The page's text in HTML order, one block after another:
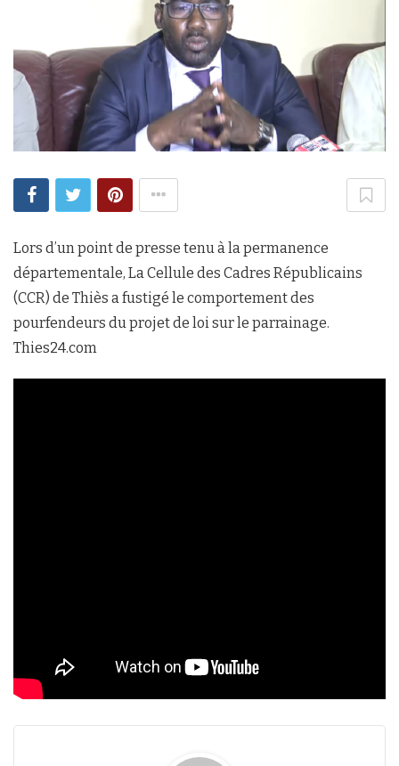
Lors d’un point de presse tenu à la permanence
départementale, La Cellule des Cadres Républicains
(CCR) de Thiès a fustigé le comportement des
pourfendeurs du projet de loi sur le parrainage.
Thies24.com